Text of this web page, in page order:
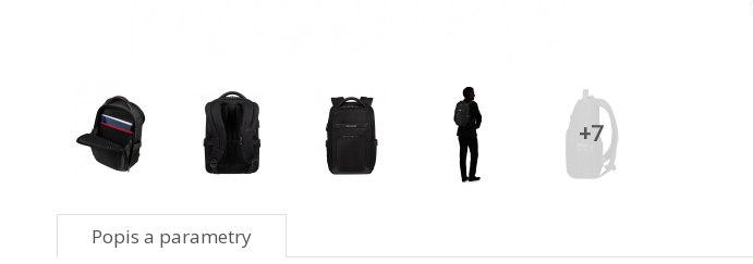
Popis a parametry